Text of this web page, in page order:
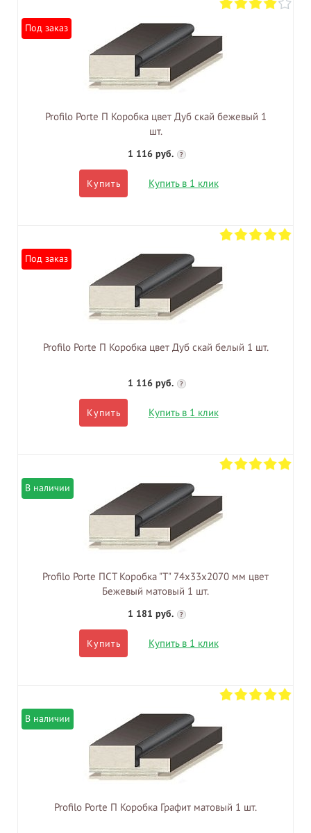
Под заказ
Profilo Porte П Коробка цвет Дуб скай бежевый 1
шт.
1 116 руб. ?
Купить Купить в 1 клик
Под заказ
Profilo Porte П Коробка цвет Дуб скай белый 1 шт.
1 116 руб. ?
Купить Купить в 1 клик
В наличии
Profilo Porte ПСТ Коробка "Т" 74х33х2070 мм цвет
Бежевый матовый 1 шт.
1 181 руб. ?
Купить Купить в 1 клик
В наличии
Profilo Porte П Коробка Графит матовый 1 шт.